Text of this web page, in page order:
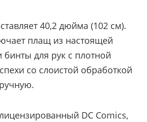
40,2 дюйма (102 см).
плащ из настоящей
для рук с плотной
со слоистой обработкой
DC Comics,